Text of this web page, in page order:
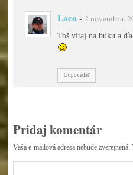
Laco - 2 novembra,
Toš vitaj na búku a
Odpovedať
Pridaj komentár
Vaša e-mailová adresa nebude zverejnená.